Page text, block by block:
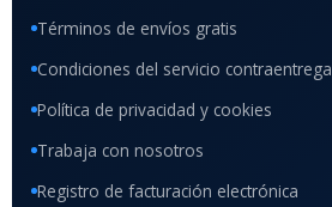
Términos de envíos gratis
Condiciones del servicio contraentrega
Política de privacidad y cookies
Trabaja con nosotros
Registro de facturación electrónica